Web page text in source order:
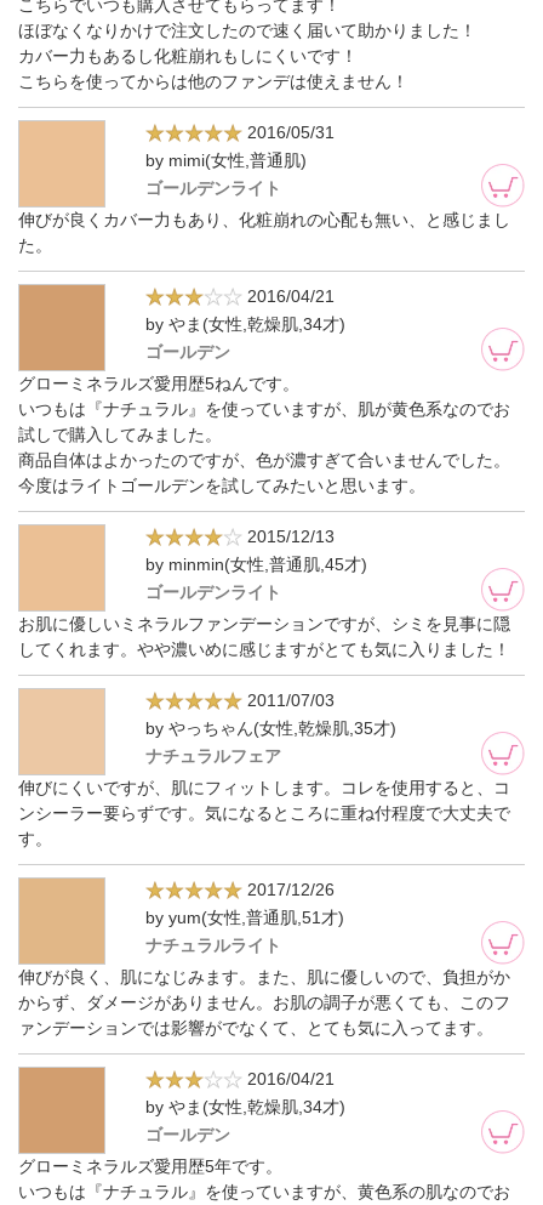
こちらでいつも購入させてもらってます！
ほぼなくなりかけで注文したので速く届いて助かりました！
カバー力もあるし化粧崩れもしにくいです！
こちらを使ってからは他のファンデは使えません！
2016/05/31
by mimi(女性,普通肌)
ゴールデンライト
伸びが良くカバー力もあり、化粧崩れの心配も無い、と感じまし
た。
2016/04/21
by やま(女性,乾燥肌,34才)
ゴールデン
グローミネラルズ愛用歴5ねんです。
いつもは『ナチュラル』を使っていますが、肌が黄色系なのでお
試しで購入してみました。
商品自体はよかったのですが、色が濃すぎて合いませんでした。
今度はライトゴールデンを試してみたいと思います。
2015/12/13
by minmin(女性,普通肌,45才)
ゴールデンライト
お肌に優しいミネラルファンデーションですが、シミを見事に隠
してくれます。やや濃いめに感じますがとても気に入りました！
2011/07/03
by やっちゃん(女性,乾燥肌,35才)
ナチュラルフェア
伸びにくいですが、肌にフィットします。コレを使用すると、コ
ンシーラー要らずです。気になるところに重ね付程度で大丈夫で
す。
2017/12/26
by yum(女性,普通肌,51才)
ナチュラルライト
伸びが良く、肌になじみます。また、肌に優しいので、負担がか
からず、ダメージがありません。お肌の調子が悪くても、このフ
ァンデーションでは影響がでなくて、とても気に入ってます。
2016/04/21
by やま(女性,乾燥肌,34才)
ゴールデン
グローミネラルズ愛用歴5年です。
いつもは『ナチュラル』を使っていますが、黄色系の肌なのでお